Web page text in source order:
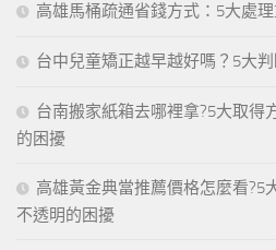
高雄馬桶疏通省錢方式：5大處
台中兒童矯正越早越好嗎？5大
台南搬家紙箱去哪裡拿?5大取得
的困擾
高雄黃金典當推薦價格怎麼看?5
不透明的困擾